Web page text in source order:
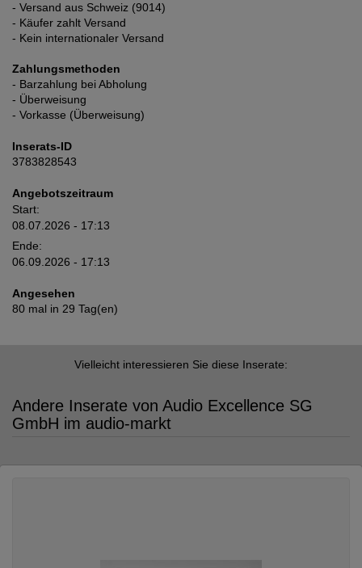
- Versand aus Schweiz (9014)
- Käufer zahlt Versand
- Kein internationaler Versand
Zahlungsmethoden
- Barzahlung bei Abholung
- Überweisung
- Vorkasse (Überweisung)
Inserats-ID
3783828543
Angebotszeitraum
Start:
08.07.2026 - 17:13
Ende:
06.09.2026 - 17:13
Angesehen
80 mal in 29 Tag(en)
Vielleicht interessieren Sie diese Inserate:
Andere Inserate von Audio Excellence SG
GmbH im audio-markt